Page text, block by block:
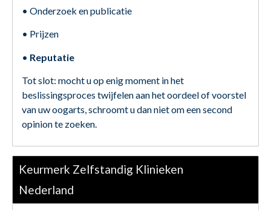
• Onderzoek en publicatie
• Prijzen
• Reputatie
Tot slot: mocht u op enig moment in het
beslissingsproces twijfelen aan het oordeel of voorstel
van uw oogarts, schroomt u dan niet om een second
opinion te zoeken.
Keurmerk Zelfstandig Klinieken
Nederland